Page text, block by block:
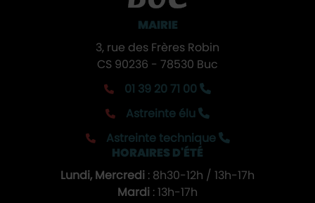
MAIRIE
3, rue des Frères Robin
CS 90236 - 78530 Buc
01 39 20 71 00
Astreinte élu
Astreinte technique
HORAIRES D'ÉTÉ
Lundi, Mercredi : 8h30-12h / 13h-17h
Mardi : 13h-17h